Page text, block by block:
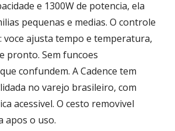
e 1300W de potencia, ela
pequenas e medias. O controle
voce ajusta tempo e temperatura,
pronto. Sem funcoes
confundem. A Cadence tem
no varejo brasileiro, com
acessivel. O cesto removivel
apos o uso.